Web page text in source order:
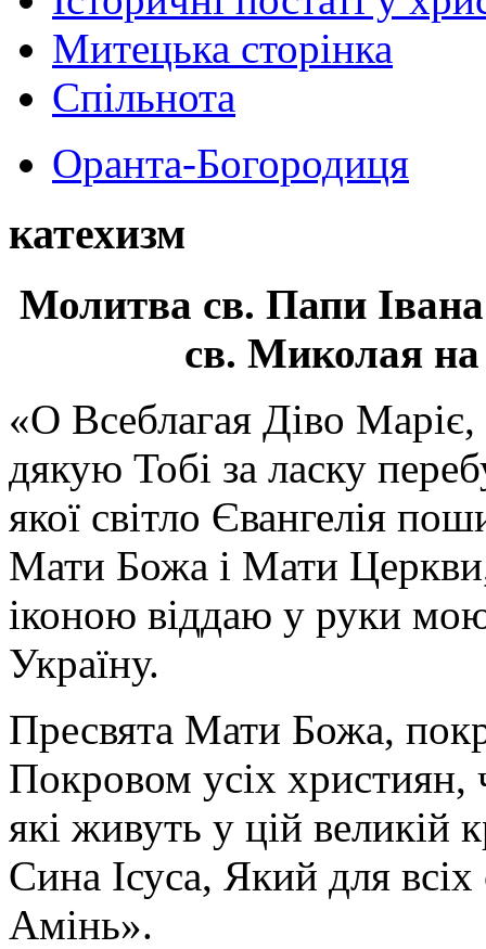
Митецька сторінка
Спільнота
Оранта-Богородиця
катехизм
Молитва св. Папи
св. Миколая на
«О Всеблагая Діво
дякую Тобі за ласку
якої світло Євангелія
Мати Божа і Мати
іконою віддаю у руки
Україну.
Пресвята Мати Божа,
Покровом усіх християн,
які живуть у цій великій
Сина Ісуса, Який для
Амінь».